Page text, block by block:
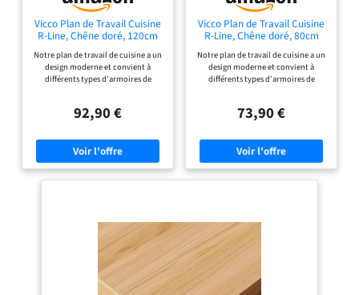
Vicco Plan de Travail Cuisine
R-Line, Chêne doré, 120cm
Notre plan de travail de cuisine a un
design moderne et convient à
différents types d'armoires de
standards avec un ensemble
pour s'adapter à tous les types
d'armoires. DIMENSIONS : Le Plan
de travail cuisine mesure 120 cm -
Largeur, 2,8 cm - Hauteur, 60 cm -
travail est composé d’un panneau
de particules de 28 mm, facile
d’entretien, revêtu de résine
mélaminée, avec une couche de
protection en stratifié HPL sur le
dessus et sur tous les côtés.
92,90 €
Vicco Plan de Travail Cuisine
R-Line, Chêne doré, 80cm
Notre plan de travail de cuisine a un
design moderne et convient à
différents types d'armoires de
standards avec un ensemble
pour s'adapter à tous les types
d'armoires. DIMENSIONS : Le Plan
de travail cuisine mesure 80 cm -
Largeur, 2,8 cm - Hauteur, 60 cm -
travail est composé d’un panneau
de particules de 28 mm, facile
d’entretien, revêtu de résine
mélaminée, avec une couche de
protection en stratifié HPL sur le
dessus et sur tous les côtés.
73,90 €